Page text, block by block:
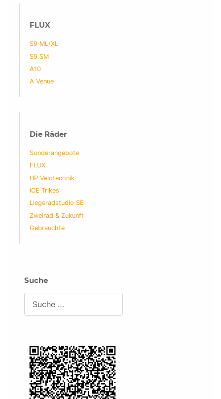
FLUX
S9 ML/XL
S9 SM
A10
A Venue
Die Räder
Sonderangebote
FLUX
HP Velotechnik
ICE Trikes
Liegeradstudio SE
Zweirad & Zukunft
Gebrauchte
Suche